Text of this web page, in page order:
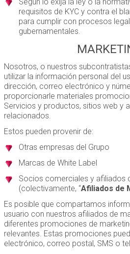
Según lo exija la ley o la
requisitos de KYC y contra el
para cumplir con procesos
gubernamentales.
Nosotros, o nuestros
utilizar la información personal del
dirección, correo electrónico y
proporcionarle materiales
Servicios y productos, sitios web y
relacionados.
Estos pueden provenir de:
Otras empresas del Grupo
Marcas de White Label
Socios comerciales y afiliados
(colectivamente, “Afiliados de
Es posible que compartamos
usuario con nuestros afiliados de
diferentes promociones de
relevantes. Estas promociones
electrónico, correo postal, SMS o